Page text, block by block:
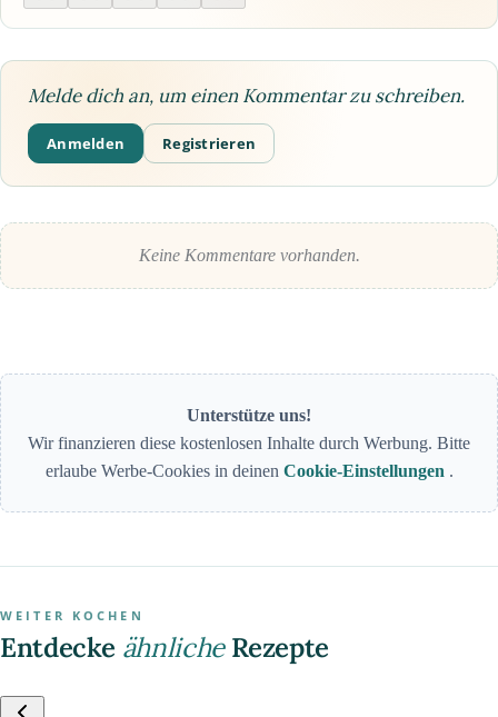
Melde dich an, um einen Kommentar zu schreiben.
Anmelden Registrieren
Keine Kommentare vorhanden.
Unterstütze uns!
Wir finanzieren diese kostenlosen Inhalte durch Werbung. Bitte
erlaube Werbe-Cookies in deinen Cookie-Einstellungen .
WEITER KOCHEN
Entdecke ähnlicheRezepte